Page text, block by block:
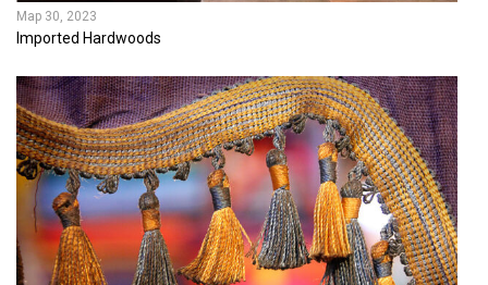
Мар 30, 2023
Imported Hardwoods